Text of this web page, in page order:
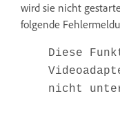
wird sie nicht
folgende
Diese
nicht